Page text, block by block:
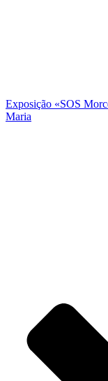
Exposição «SOS
Maria